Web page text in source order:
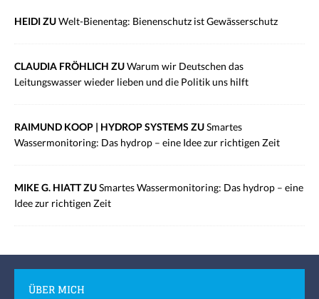
HEIDI ZUWelt-Bienentag: Bienenschutz ist Gewässerschutz
CLAUDIA FRÖHLICH ZUWarum wir Deutschen das
Leitungswasser wieder lieben und die Politik uns hilft
RAIMUND KOOP | HYDROP SYSTEMS ZUSmartes
Wassermonitoring: Das hydrop – eine Idee zur richtigen Zeit
MIKE G. HIATT ZUSmartes Wassermonitoring: Das hydrop – eine
Idee zur richtigen Zeit
ÜBER MICH